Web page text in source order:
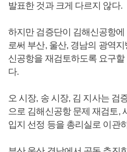
발표한 것과 크게 다르지 않다.
하지만 검증단이 김해신공항
로써 부산, 울산, 경남의 광역
신공항을 재검토하도록 요구
다.
오 시장, 송 시장, 김 지사는 검
으로 김해신공항 문제 재검토,
입지 선정 등을 총리실로 이관